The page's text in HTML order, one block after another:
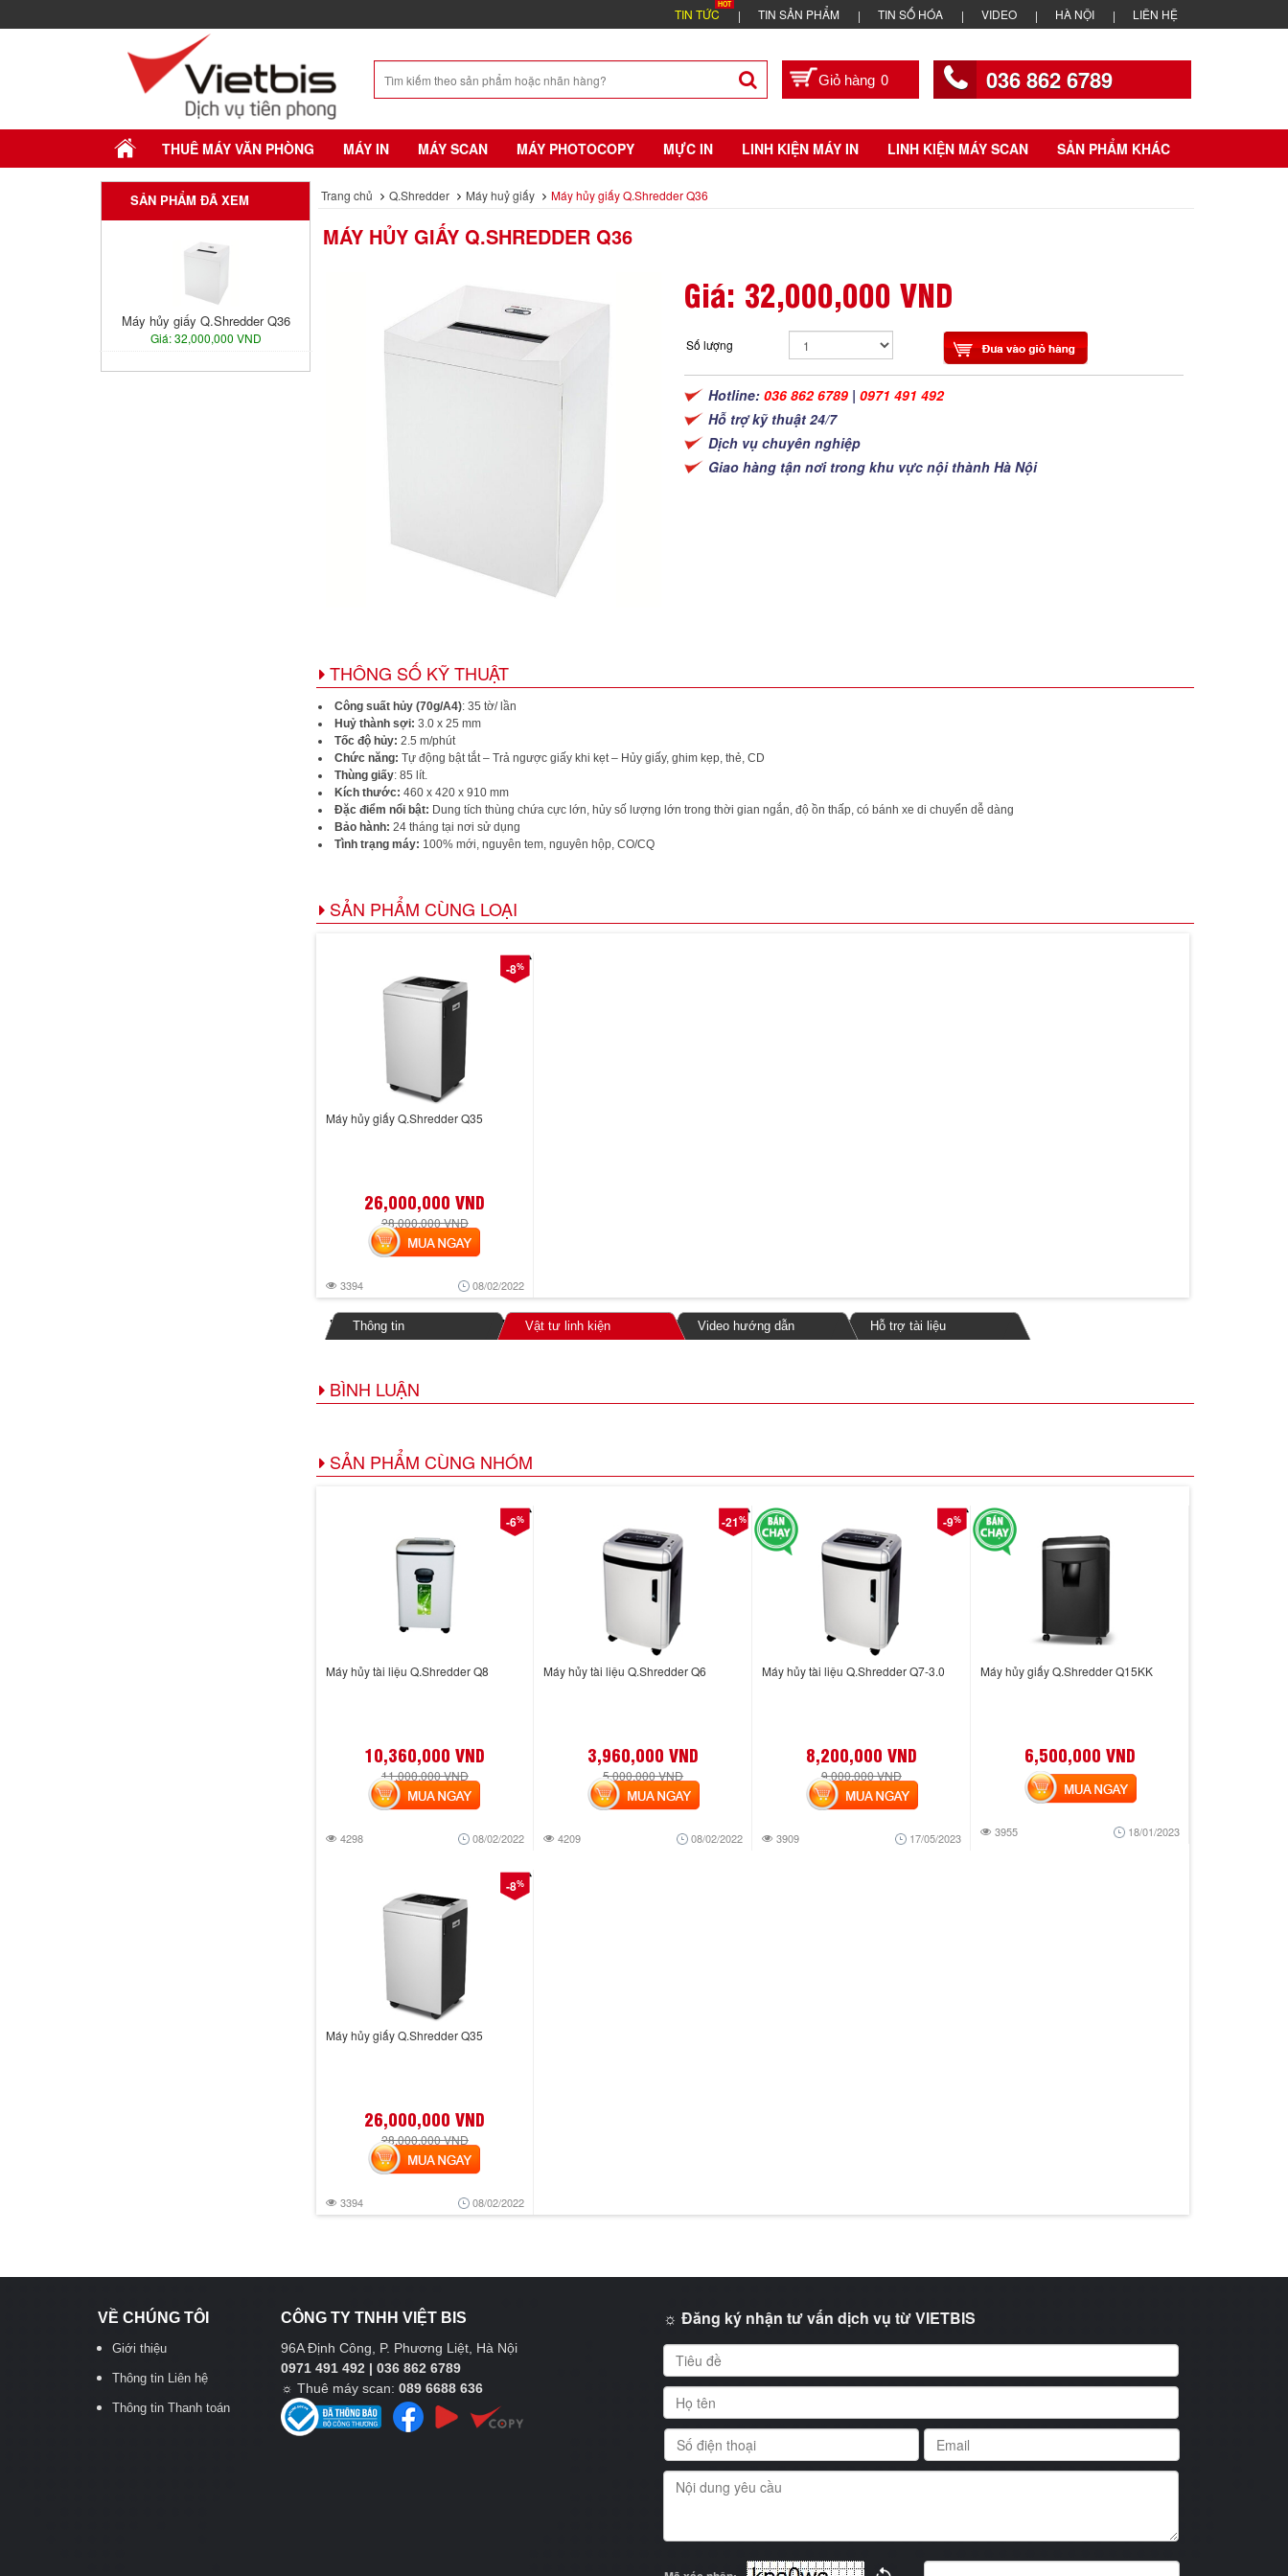
TIN TỨC TIN SẢN PHẨM TIN SỐ HÓA VIDEO HÀ NỘI LIÊN HỆ
0 036 862 6789
THUÊ MÁY VĂN PHÒNG MÁY IN MÁY SCAN MÁY PHOTOCOPY MỰC IN LINH KIỆN MÁY IN LINH KIỆN MÁY SCAN SẢN PHẨM KHÁC
SẢN PHẨM ĐÃ XEM
Máy hủy giấy Q.Shredder Q36
Giá: 32,000,000 VND
Trang chủ Q.Shredder Máy huỷ giấy Máy hủy giấy Q.Shredder Q36
MÁY HỦY GIẤY Q.SHREDDER Q36
Giá: 32,000,000 VND
Số lượng
Hotline: 036 862 6789 |0971 491 492
Hỗ trợ kỹ thuật 24/7
Dịch vụ chuyên nghiệp
Giao hàng tận nơi trong khu vực nội thành Hà Nội
THÔNG SỐ KỸ THUẬT
Công suất hủy (70g/A4): 35 tờ/ lần
Huỷ thành sợi: 3.0 x 25 mm
Tốc độ hủy: 2.5 m/phút
Chức năng: Tự động bật tắt – Trả ngược giấy khi kẹt – Hủy giấy, ghim kẹp, thẻ, CD
Thùng giấy: 85 lít.
Kích thước: 460 x 420 x 910 mm
Đặc điểm nổi bật: Dung tích thùng chứa cực lớn, hủy số lượng lớn trong thời gian ngắn, độ ồn thấp, có bánh xe di chuyển dễ dàng
Bảo hành: 24 tháng tại nơi sử dụng
Tình trạng máy: 100% mới, nguyên tem, nguyên hộp, CO/CQ
SẢN PHẨM CÙNG LOẠI
-8%
Máy hủy giấy Q.Shredder Q35
26,000,000 VND
28,000,000 VND
3394 08/02/2022
MUA NGAY
Thông tin Vật tư linh kiện Video hướng dẫn Hỗ trợ tài liệu
BÌNH LUẬN
SẢN PHẨM CÙNG NHÓM
-6%
Máy hủy tài liệu Q.Shredder Q8
10,360,000 VND
11,000,000 VND
4298 08/02/2022
MUA NGAY
-21%
Máy hủy tài liệu Q.Shredder Q6
3,960,000 VND
5,000,000 VND
4209 08/02/2022
MUA NGAY
-9%
Máy hủy tài liệu Q.Shredder Q7-3.0
8,200,000 VND
9,000,000 VND
3909 17/05/2023
MUA NGAY
Máy hủy giấy Q.Shredder Q15KK
6,500,000 VND
3955 18/01/2023
MUA NGAY
-8%
Máy hủy giấy Q.Shredder Q35
26,000,000 VND
28,000,000 VND
3394 08/02/2022
MUA NGAY
VỀ CHÚNG TÔI
Giới thiệu
Thông tin Liên hệ
Thông tin Thanh toán
CÔNG TY TNHH VIỆT BIS
96A Định Công, P. Phương Liệt, Hà Nội
0971 491 492 | 036 862 6789
☼Thuê máy scan:089 6688 636
☼ Đăng ký nhận tư vấn dịch vụ từ VIETBIS